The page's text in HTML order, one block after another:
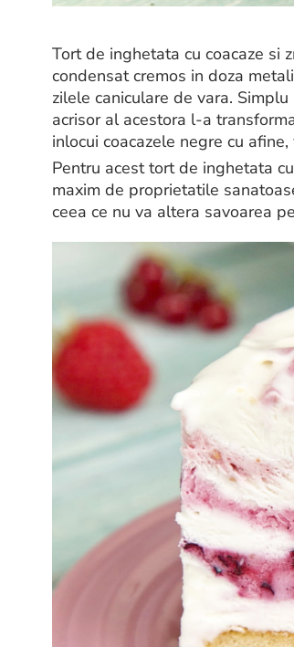
Tort de inghetata cu coacaze si
condensat cremos in doza
zilele caniculare de vara.
acrisor al acestora l-a
inlocui coacazele negre cu
Pentru acest tort de inghetata
maxim de proprietatile
ceea ce nu va altera savoarea